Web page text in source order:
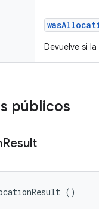
was
Devuelve si
públicos
Result
()